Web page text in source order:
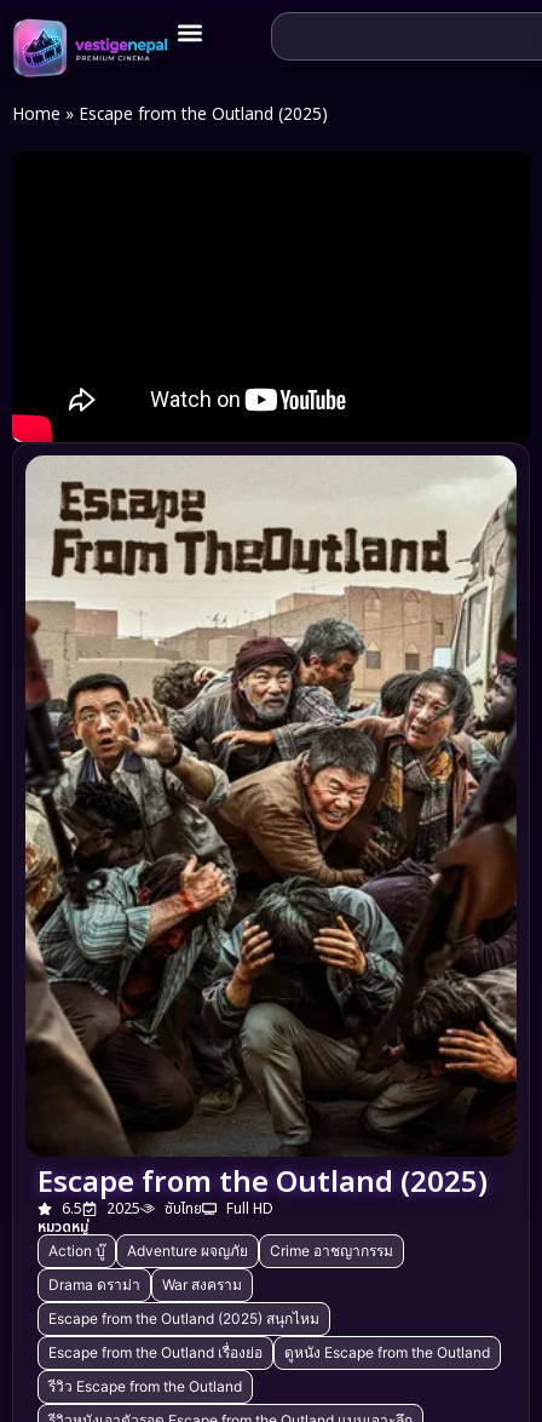
Home » Escape from the Outland (2025)
Escape from the Outland (2025)
6.5 2025 ซับไทย
Full HD
หมวดหมู่
Action บู๊ Adventure ผจญภัย
Crime อาชญากรรม
Drama ดราม่า
War สงคราม
Escape from the Outland (2025) สนุกไหม
Escape from the Outland เรื่องย่อ
ดูหนัง Escape from the Outland
รีวิว Escape from the Outland